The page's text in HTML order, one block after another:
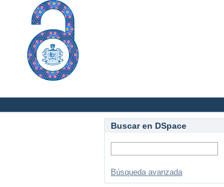
Buscar en DSpace
Búsqueda avanzada